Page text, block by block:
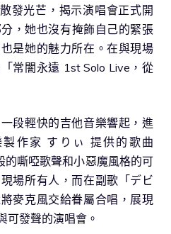
發光芒，揭示演唱會正式開
，她也沒有掩飾自己的緊張
是她的魅力所在。在與現場
常闇永遠 1st Solo Live，從
段輕快的吉他音樂響起，進
製作家 すりぃ 提供的歌曲
的嘶啞歌聲和小惡魔風格的可
場所有人，而在副歌「デビ
麥克風交給眷屬合唱，展現
可發聲的演唱會。